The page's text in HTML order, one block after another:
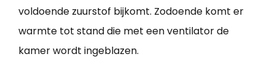
voldoende zuurstof bijkomt. Zodoende komt er
warmte tot stand die met een ventilator de
kamer wordt ingeblazen.